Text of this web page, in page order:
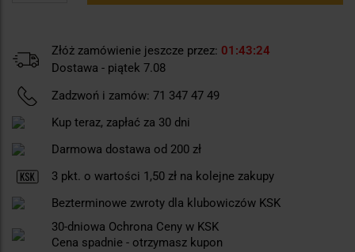
Złóż zamówienie jeszcze przez: 01 43 24
Dostawa - piątek 7.08
Zadzwoń i zamów: 71 347 47 49
Kup teraz, zapłać za 30 dni
Darmowa dostawa od 200 zł
3 pkt. o wartości 1,50 zł na kolejne zakupy
Bezterminowe zwroty dla klubowiczów KSK
30-dniowa Ochrona Ceny w KSK
Cena spadnie - otrzymasz kupon